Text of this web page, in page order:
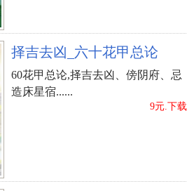
择吉去凶_六十花甲总论
60花甲总论,择吉去凶、傍阴府、忌
造床星宿......
9元.下载